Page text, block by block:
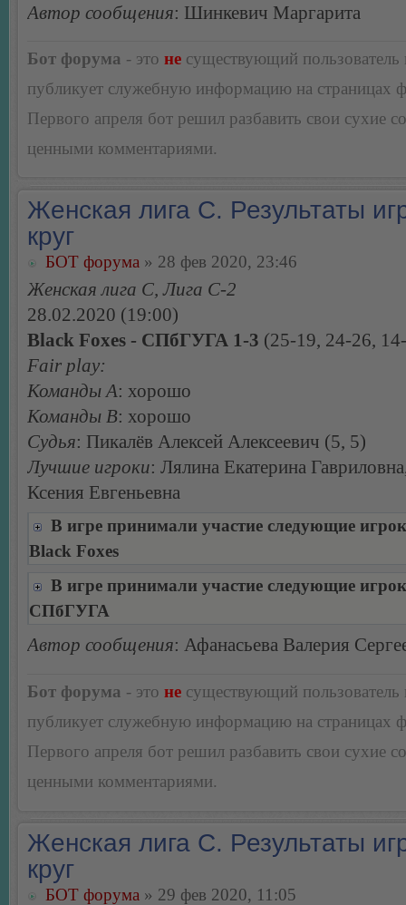
Автор сообщения: Шинкевич Маргарита
Бот форума - это не существующий пользователь
публикует служебную информацию на страницах
Первого апреля бот решил разбавить свои сухие
ценными комментариями.
Женская лига С. Результаты
круг
БОТ форума » 28 фев 2020, 23:46
Женская лига С, Лига С-2
28.02.2020 (19:00)
Black Foxes - СПбГУГА 1-3 (25-19, 24-26,
Fair play:
Команды А: хорошо
Команды В: хорошо
Судья: Пикалёв Алексей Алексеевич (5, 5)
Лучшие игроки: Лялина Екатерина
Ксения Евгеньевна
В игре принимали участие следующие
Black Foxes
В игре принимали участие следующие
СПбГУГА
Автор сообщения: Афанасьева Валерия
Бот форума - это не существующий пользователь
публикует служебную информацию на страницах
Первого апреля бот решил разбавить свои сухие
ценными комментариями.
Женская лига С. Результаты
круг
БОТ форума » 29 фев 2020, 11:05